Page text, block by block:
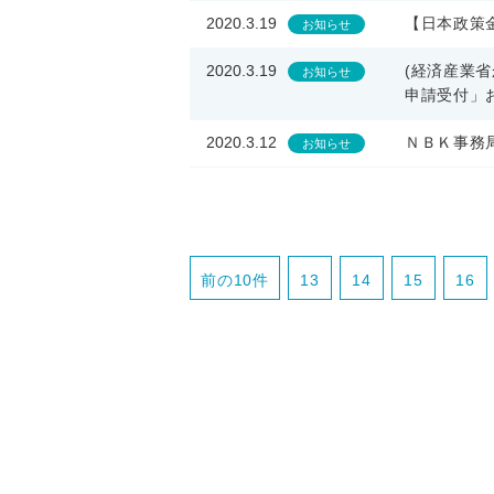
2020.3.19 お知らせ 【日本政
2020.3.19 お知らせ
(経済産業
申請受付」
2020.3.12 お知らせ ＮＢＫ事務
前の10件 13 14 15 16